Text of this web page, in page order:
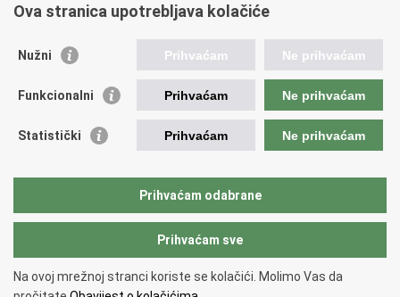
Vlada Republike Hrvatske
Agencija za pravni promet i posredovanje nekretninama
Fond za zaštitu okoliša i energetsku učinkovitost
Državne nekretnine d.o.o.
Copyright © 2026 Ministarstvo prostornoga uređenja, graditeljstva i
državne imovine.
Ova stranica upotrebljava kolačiće
Nužni Prihvaćam Ne prihvaćam
Funkcionalni Prihvaćam Ne prihvaćam
Statistički Prihvaćam Ne prihvaćam
Prihvaćam odabrane
Prihvaćam sve
Na ovoj mrežnoj stranci koriste se kolačići. Molimo Vas da